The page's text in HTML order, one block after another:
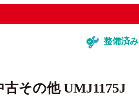
ーツ取り寄せサービ
整備済み
その他 UMJ1175J